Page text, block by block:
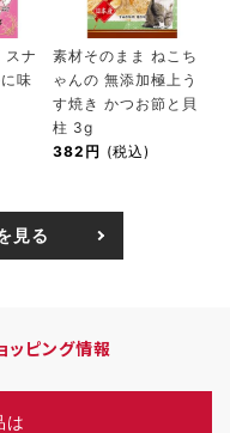
スナ
味
素材そのまま ねこち
ゃんの 無添加極上う
す焼き かつお節と貝
柱 3g
382円 (税込)
見る
ッピング情報
は